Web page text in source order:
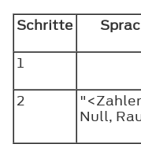
Schritte
1
2
Null,